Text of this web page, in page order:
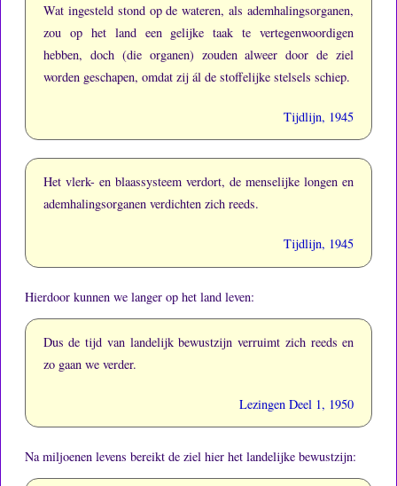
Wat ingesteld stond op de wateren, als ademhalingsorganen,
zou op het land een gelijke taak te vertegenwoordigen
hebben, doch (die organen) zouden alweer door de ziel
worden geschapen, omdat zij ál de stoffelijke stelsels schiep.
Tijdlijn, 1945
Het vlerk- en blaassysteem verdort, de menselijke longen en
ademhalingsorganen verdichten zich reeds.
Tijdlijn, 1945
Hierdoor kunnen we langer op het land leven:
Dus de tijd van landelijk bewustzijn verruimt zich reeds en
zo gaan we verder.
Lezingen Deel 1, 1950
Na miljoenen levens bereikt de ziel hier het landelijke bewustzijn: